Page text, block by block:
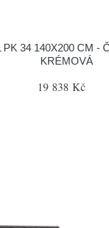
PK 34 140X200 CM -
KRÉMOVÁ
19 838 Kč